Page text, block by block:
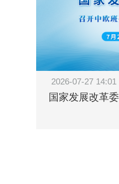
2026-07-27 14:01
国家发展改革